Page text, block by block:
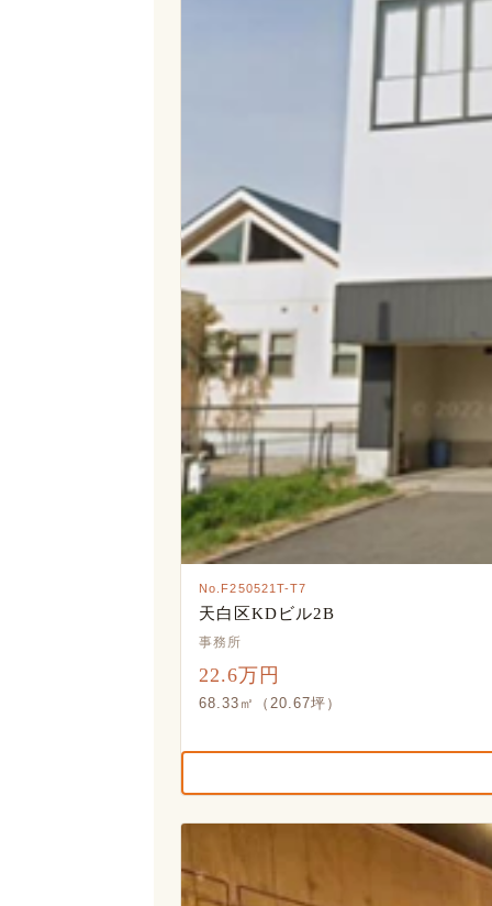
No.F250521T-T7
天白区KDビル2B
事務所
22.6万円
68.33㎡（20.67坪）